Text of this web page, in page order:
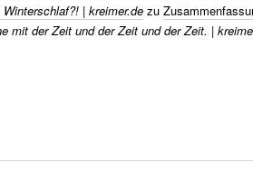
| kreimer.de zu
mit der Zeit und der Zeit und der Zeit. |